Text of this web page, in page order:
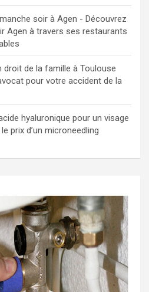
soir à Agen - Découvrez
Agen à travers ses restaurants
droit de la famille à Toulouse
pour votre accident de la
hyaluronique pour un visage
prix d’un microneedling